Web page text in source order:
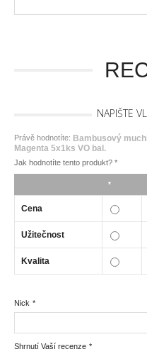
NAPIŠTE
Právě hodnotíte: Bambusový
Magenta 5x1ks VO bal.
Jak hodnotíte tento produkt? *
*
Cena
Užitečnost
Kvalita
*
Nick
*
Shrnutí Vaší recenze